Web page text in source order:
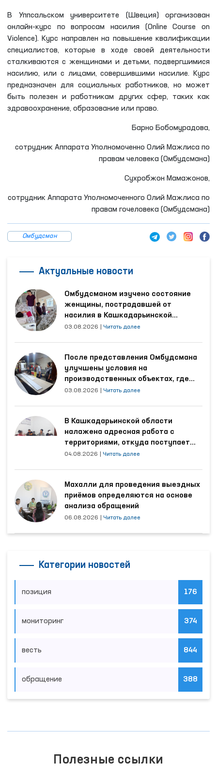
В Уппсальском университете (Швеция) организован
онлайн-курс по вопросам насилия (Online Course on
Violence). Курс направлен на повышение квалификации
специалистов, которые в ходе своей деятельности
сталкиваются с женщинами и детьми, подвергшимися
насилию, или с лицами, совершившими насилие. Курс
предназначен для социальных работников, но может
быть полезен и работникам других сфер, таких как
здравоохранение, образование или право.
Барно Бобомурадова,
сотрудник Аппарата Уполномоченно Олий Мажлиса по
правам человека (Омбудсмана)
Сухробжон Мамажонов,
сотрудник Аппарата Уполномоченного Олий Мажлиса по
правам гочеловека (Омбудсмана)
Омбудсман
Актуальные новости
Омбудсманом изучено состояние
женщины, пострадавшей от
насилия в Кашкадарьинской
области
03.08.2026 Читать далее
После представления Омбудсмана
улучшены условия на
производственных объектах, где
трудятся осуждённые
03.08.2026 Читать далее
В Кашкадарьинской области
налажена адресная работа с
территориями, откуда поступает
наибольшее количество обращений
04.08.2026 Читать далее
Махалли для проведения выездных
приёмов определяются на основе
анализа обращений
06.08.2026 Читать далее
Категории новостей
позиция 176
мониторинг 374
весть 844
обращение 388
Полезные ссылки